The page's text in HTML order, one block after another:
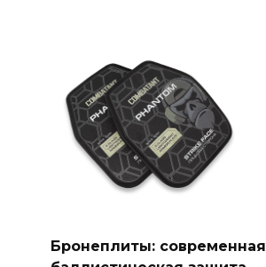
Бронеплиты: современная